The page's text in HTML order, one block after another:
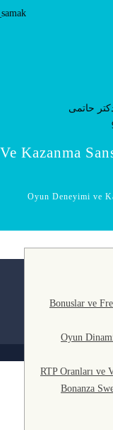
حاتمی
Kazanma
Oyun Deneyimi ve
Bonuslar ve
Oyun
RTP Oranları ve
Bonanza